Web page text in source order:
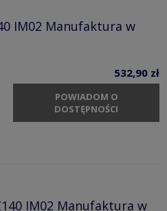
IM02 Manufaktura w
532,90 zł
POWIADOM O
DOSTĘPNOŚCI
IM02 Manufaktura w